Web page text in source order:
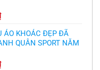
Giá
tại
là:
ÁO KHOÁC ĐẸP ĐÃ
QUÂN SPORT NĂM
Giá